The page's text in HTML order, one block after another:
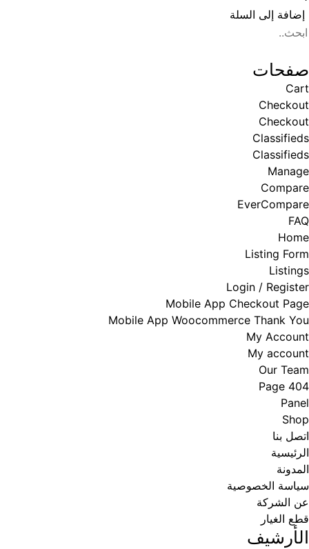
إضافة إلى السلة
صفحات
Cart
Checkout
Checkout
Classifieds
Classifieds
Manage
Compare
EverCompare
FAQ
Home
Listing Form
Listings
Login / Register
Mobile App Checkout Page
Mobile App Woocommerce Thank You
My Account
My account
Our Team
Page 404
Panel
Shop
اتصل بنا
الرئيسية
المدونة
سياسة الخصوصية
عن الشركة
قطع الغيار
الأرشيف